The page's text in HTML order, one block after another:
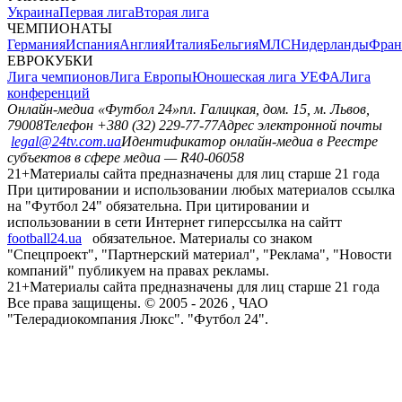
УкраинаПервая лигаВторая лига
ЧЕМПИОНАТЫ
ГерманияИспанияАнглияИталияБельгияМЛСНидерланды
ЕВРОКУБКИ
Лига чемпионовЛига ЕвропыЮношеская лига УЕФАЛига
конференций
Онлайн-медиа «Футбол 24»пл. Галицкая, дом. 15, м. Львов,
79008Телефон +380 (32) 229-77-77Адрес электронной почты
legal@24tv.com.uaИдентификатор онлайн-медиа в Реестре
субъектов в сфере медиа — R40-06058
21+Материалы сайта предназначены для лиц старше 21 года
При цитировании и использовании любых материалов ссылка
на "Футбол 24" обязательна. При цитировании и
использовании в сети Интернет гиперссылка на сайтт
football24.ua
обязательное. Материалы со знаком
"Спецпроект", "Партнерский материал", "Реклама", "Новости
компаний" публикуем на правах рекламы.
21+Материалы сайта предназначены для лиц старше 21 года
Все права защищены. © 2005 - 2026 , ЧАО
"Телерадиокомпания Люкс". "Футбол 24".